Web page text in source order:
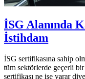
İSG Alanında
İstihdam
İSG sertifikasına sahip
tüm sektörlerde geçerli
sertifikası ne işe yarar